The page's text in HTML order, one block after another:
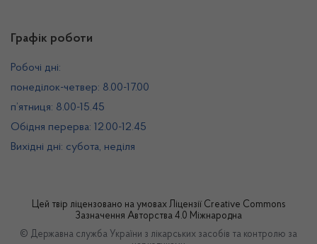
Графік роботи
Робочі дні:
понеділок-четвер: 8.00-17.00
п’ятниця: 8.00-15.45
Обідня перерва: 12.00-12.45
Вихідні дні: субота, неділя
Цей твір ліцензовано на умовах Ліцензії Creative Commons
Зазначення Авторства 4.0 Міжнародна
© Державна служба України з лікарських засобів та контролю за